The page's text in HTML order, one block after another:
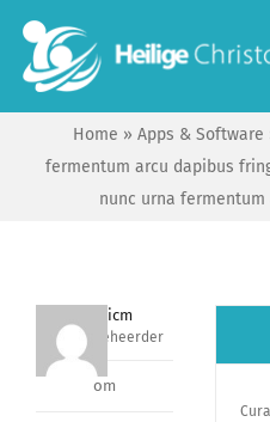
Skip
content
Ik zoek …
Home » Apps & Software
fermentum arcu dapibus
nunc urna
Fabiocicm
Sleutelbeheerder
om